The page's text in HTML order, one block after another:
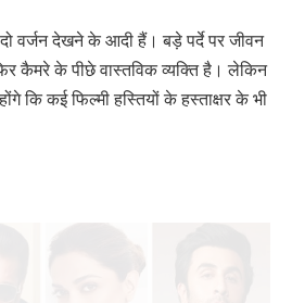
वर्जन देखने के आदी हैं। बड़े पर्दे पर जीवन
कैमरे के पीछे वास्तविक व्यक्ति है। लेकिन
कि कई फिल्मी हस्तियों के हस्ताक्षर के भी